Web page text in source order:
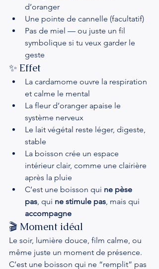
d’oranger
Une pointe de cannelle (facultatif)
Pas de miel — ou juste un fil
symbolique si tu veux garder le
geste
✨ Effet
La cardamome ouvre la respiration
et calme le mental
La fleur d’oranger apaise le
système nerveux
Le lait végétal reste léger, digeste,
stable
La boisson crée un espace
intérieur clair, comme une clairière
après la pluie
C’est une boisson qui ne pèse
pas, qui ne stimule pas, mais qui
accompagne
🎬 Moment idéal
Le soir, lumière douce, film calme, ou
même juste un moment de présence.
C’est une boisson qui ne “remplit” pas